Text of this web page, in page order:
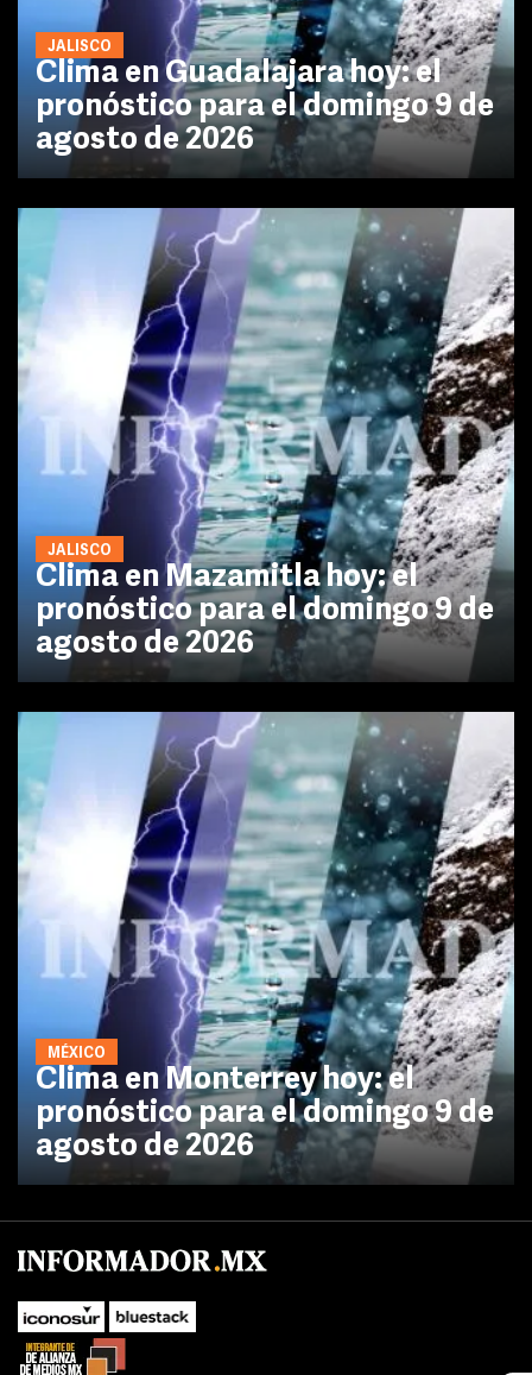
JALISCO
Clima en Guadalajara hoy: el
pronóstico para el domingo 9 de
agosto de 2026
JALISCO
Clima en Mazamitla hoy: el
pronóstico para el domingo 9 de
agosto de 2026
MÉXICO
Clima en Monterrey hoy: el
pronóstico para el domingo 9 de
agosto de 2026